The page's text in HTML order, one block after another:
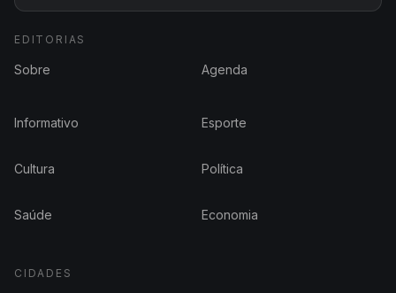
EDITORIAS
Sobre Agenda
Informativo Esporte
Cultura Política
Saúde Economia
CIDADES